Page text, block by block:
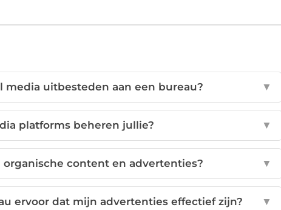
media uitbesteden aan een bureau? ▼
platforms beheren jullie? ▼
content en advertenties? ▼
ervoor dat mijn advertenties effectief zijn? ▼